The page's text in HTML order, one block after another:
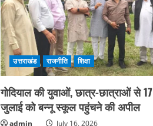
उत्तराखंड राजनीति शिक्षा
गोदियाल की युवाओं, छात्र-छात्राओं से 17
जुलाई को बन्नू स्कूल पहुंचने की अपील
admin July 16, 2026